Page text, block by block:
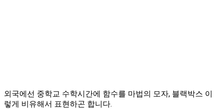
외국에선 중학교 수학시간에 함수를 마법의 모자, 블랙박스 이
렇게 비유해서 표현하곤 합니다.